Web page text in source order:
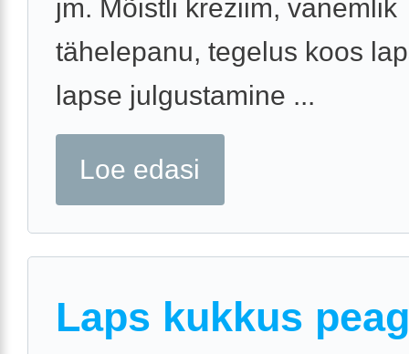
jm. Mõistli kreziim, vanemlik
tähelepanu, tegelus koos
lapse julgustamine ...
Loe edasi
Laps kukkus